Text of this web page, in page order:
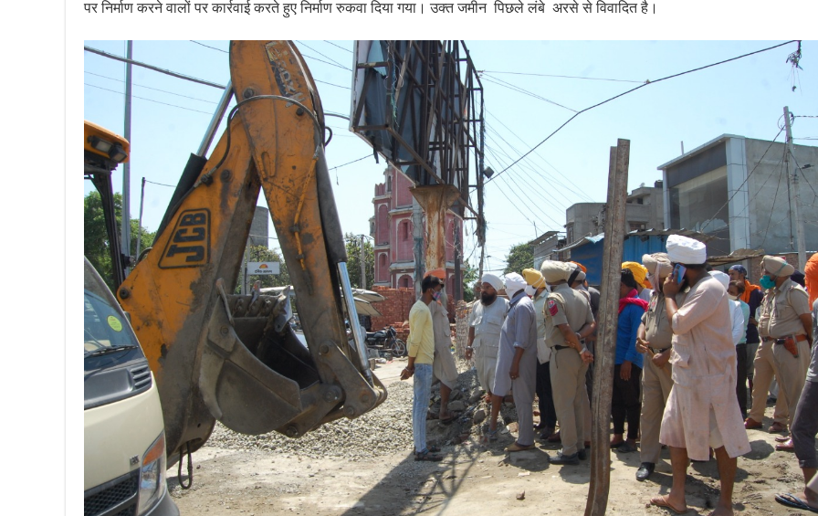
पर निर्माण करने वालों पर कार्रवाई करते हुए निर्माण रुकवा दिया गया। उक्त जमीन पिछले लंबे अरसे से विवादित है।